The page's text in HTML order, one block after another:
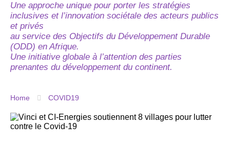
Une approche unique pour porter les stratégies
inclusives et l’innovation sociétale des acteurs publics
et privés
au service des Objectifs du Développement Durable
(ODD) en Afrique.
Une initiative globale à l’attention des parties
prenantes du développement du continent.
Home COVID19